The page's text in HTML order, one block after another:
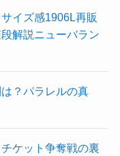
イズ感1906L再販
解説ニューバラン
？パラレルの真
ケット争奪戦の裏